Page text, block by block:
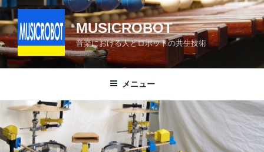
コ
ン
テ
ン
ツ
ッ
プ
MUSICROBOT
音楽における人とロボットの共生技術
メニュー